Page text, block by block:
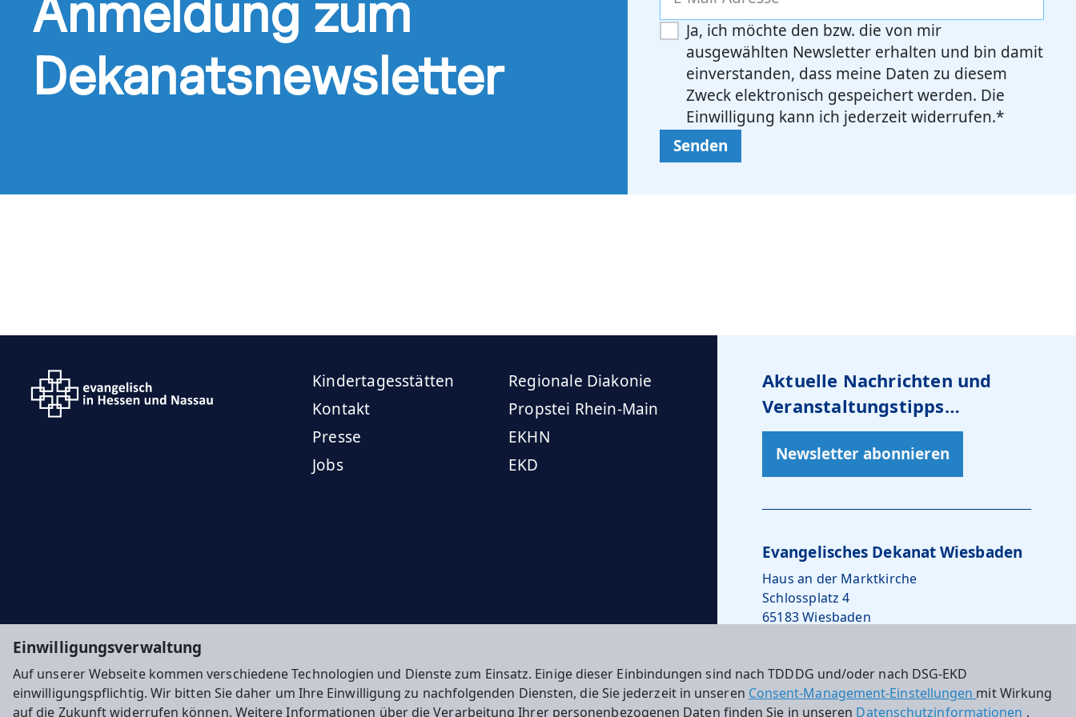
Einwilligungsverwaltung
Auf unserer Webseite kommen verschiedene Technologien und Dienste zum Einsatz. Einige dieser Einbindungen sind nach TDDDG und/oder nach DSG-EKD
einwilligungspflichtig. Wir bitten Sie daher um Ihre Einwilligung zu nachfolgenden Diensten, die Sie jederzeit in unseren Consent-Management-Einstellungen mit Wirkung
auf die Zukunft widerrufen können. Weitere Informationen über die Verarbeitung Ihrer personenbezogenen Daten finden Sie in unseren Datenschutzinformationen .
Anmeldung zum
Dekanatsnewsletter
Ja, ich möchte den bzw. die von mir
ausgewählten Newsletter erhalten und bin damit
einverstanden, dass meine Daten zu diesem
Zweck elektronisch gespeichert werden. Die
Einwilligung kann ich jederzeit widerrufen.*
Senden
Kindertagesstätten
Kontakt
Presse
Jobs
Regionale Diakonie
Propstei Rhein-Main
EKHN
EKD
Aktuelle Nachrichten und
Veranstaltungstipps…
Newsletter abonnieren
Evangelisches Dekanat Wiesbaden
Haus an der Marktkirche
Schlossplatz 4
65183 Wiesbaden
dekanat.wiesbaden@ekhn.de